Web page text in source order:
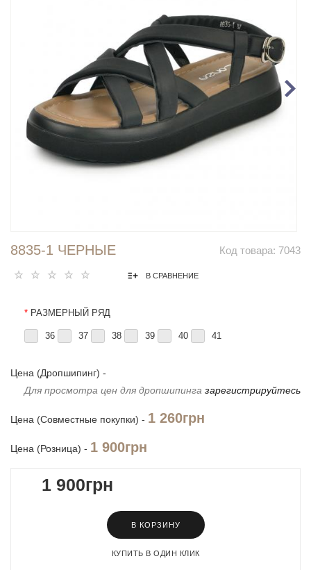
Код товара: 7043
8835-1 ЧЕРНЫЕ
В СРАВНЕНИЕ
* РАЗМЕРНЫЙ РЯД
36 37 38 39 40 41
Цена (Дропшипинг) -
Для просмотра цен для дропшипинга зарегистрируйтесь
Цена (Совместные покупки) - 1 260грн
Цена (Розница) - 1 900грн
1 900грн
В КОРЗИНУ
КУПИТЬ В ОДИН КЛИК